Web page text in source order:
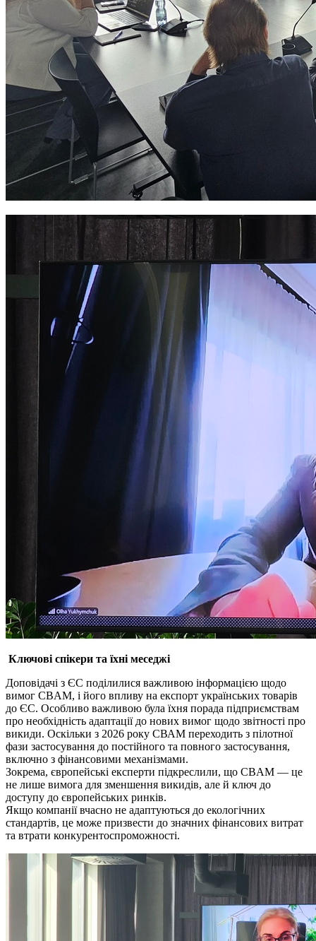
Ключові спікери та їхні меседжі
Доповідачі з ЄС поділилися важливою інформацією щодо
вимог CBAM, і його впливу на експорт українських товарів
до ЄС. Особливо важливою була їхня порада підприємствам
про необхідність адаптації до нових вимог щодо звітності про
викиди. Оскільки з 2026 року СВАМ переходить з пілотної
фази застосування до постійного та повного застосування,
включно з фінансовими механізмами.
Зокрема, європейські експерти підкреслили, що CBAM — це
не лише вимога для зменшення викидів, але й ключ до
доступу до європейських ринків.
Якщо компанії вчасно не адаптуються до екологічних
стандартів, це може призвести до значних фінансових витрат
та втрати конкурентоспроможності.